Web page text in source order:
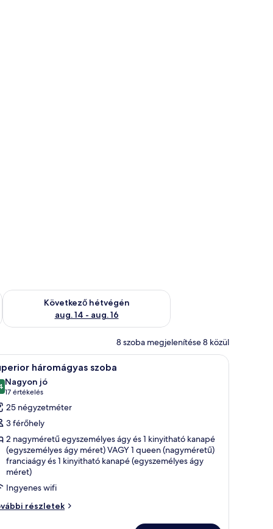
aug. 7 - aug. 9
Következő hétvégén
aug. 14 - aug. 16
A következő hétvégi rendelkezésre állás ellenőrzése: aug. 14 -
8 szoba megjelenítése 8 közül
és íróasztal Egy modern szállodai szoba, amelyben egy
5 háromágyas szoba
ből 8,4
Nagyon jó
17 értékelés
(17
értékelés)
25 négyzetméter
3 férőhely
2 nagyméretű egyszemélyes ágy és 1 kinyitható kanapé
(egyszemélyes ágy méret) VAGY 1 queen (nagyméretű)
franciaágy és 1 kinyitható kanapé (egyszemélyes ágy
méret)
Ingyenes wifi
részletek